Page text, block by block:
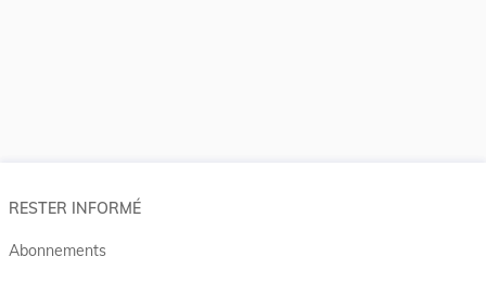
RESTER INFORMÉ
Abonnements